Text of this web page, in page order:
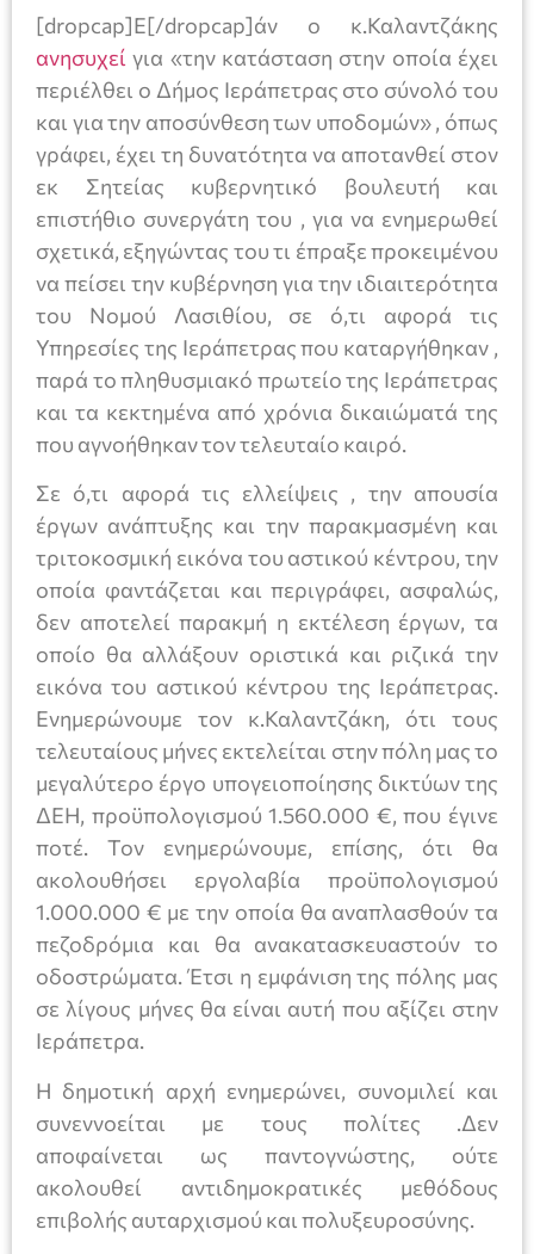
[dropcap]Ε[/dropcap]άν ο κ.Καλαντζάκης
ανησυχεί για «την κατάσταση στην οποία έχει
περιέλθει ο Δήμος Ιεράπετρας στο σύνολό του
και για την αποσύνθεση των υποδομών» , όπως
γράφει, έχει τη δυνατότητα να αποτανθεί στον
εκ Σητείας κυβερνητικό βουλευτή και
επιστήθιο συνεργάτη του , για να ενημερωθεί
σχετικά, εξηγώντας του τι έπραξε προκειμένου
να πείσει την κυβέρνηση για την ιδιαιτερότητα
του Νομού Λασιθίου, σε ό,τι αφορά τις
Υπηρεσίες της Ιεράπετρας που καταργήθηκαν ,
παρά το πληθυσμιακό πρωτείο της Ιεράπετρας
και τα κεκτημένα από χρόνια δικαιώματά της
που αγνοήθηκαν τον τελευταίο καιρό.
Σε ό,τι αφορά τις ελλείψεις , την απουσία
έργων ανάπτυξης και την παρακμασμένη και
τριτοκοσμική εικόνα του αστικού κέντρου, την
οποία φαντάζεται και περιγράφει, ασφαλώς,
δεν αποτελεί παρακμή η εκτέλεση έργων, τα
οποίο θα αλλάξουν οριστικά και ριζικά την
εικόνα του αστικού κέντρου της Ιεράπετρας.
Ενημερώνουμε τον κ.Καλαντζάκη, ότι τους
τελευταίους μήνες εκτελείται στην πόλη μας το
μεγαλύτερο έργο υπογειοποίησης δικτύων της
ΔΕΗ, προϋπολογισμού 1.560.000 €, που έγινε
ποτέ. Τον ενημερώνουμε, επίσης, ότι θα
ακολουθήσει εργολαβία προϋπολογισμού
1.000.000 € με την οποία θα αναπλασθούν τα
πεζοδρόμια και θα ανακατασκευαστούν το
οδοστρώματα. Έτσι η εμφάνιση της πόλης μας
σε λίγους μήνες θα είναι αυτή που αξίζει στην
Ιεράπετρα.
Η δημοτική αρχή ενημερώνει, συνομιλεί και
συνεννοείται με τους πολίτες .Δεν
αποφαίνεται ως παντογνώστης, ούτε
ακολουθεί αντιδημοκρατικές μεθόδους
επιβολής αυταρχισμού και πολυξευροσύνης.